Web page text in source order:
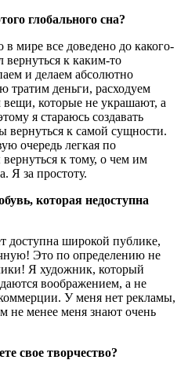
глобального сна?
мире все доведено до какого-
к каким-то
и делаем абсолютно
деньги, расходуем
которые не украшают, а
я стараюсь создавать
вернуться к самой сущности.
очередь легкая по
к тому, о чем им
Я за простоту.
которая недоступна
доступна широкой публике,
Это по определению не
Я художник, который
воображением, а не
У меня нет рекламы,
не менее меня знают очень
свое творчество?